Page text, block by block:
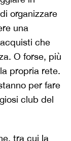
organizzare
una
che
O forse, più
propria rete.
per fare
club del
tra cui la